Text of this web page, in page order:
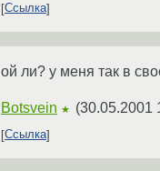
Ссылка
ой ли? у меня так в
Botsvein ★ (30.05.2001
Ссылка